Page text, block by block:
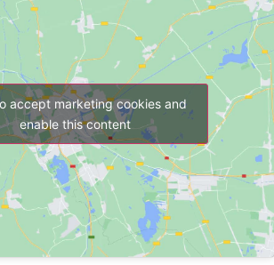
accept marketing cookies and
enable this content